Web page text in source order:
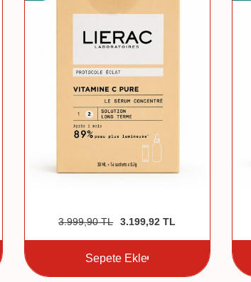
3.999,90TL 3.199,92 TL
Sepete Ekle